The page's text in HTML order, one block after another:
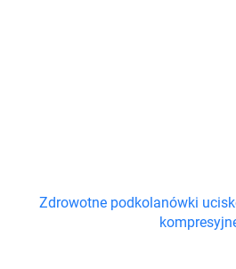
Zdrowotne podkolanówki